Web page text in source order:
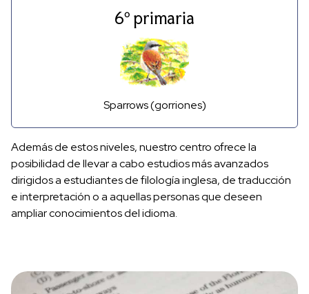
6º primaria
Sparrows (gorriones)
Además de estos niveles, nuestro centro ofrece la
posibilidad de llevar a cabo estudios más avanzados
dirigidos a estudiantes de filología inglesa, de traducción
e interpretación o a aquellas personas que deseen
ampliar conocimientos del idioma.